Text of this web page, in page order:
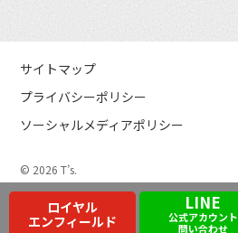
サイトマップ
プライバシーポリシー
ソーシャルメディアポリシー
© 2026 T’s.
ロイヤル
エンフィールド
LINE
公式アカウント
問い合わせ